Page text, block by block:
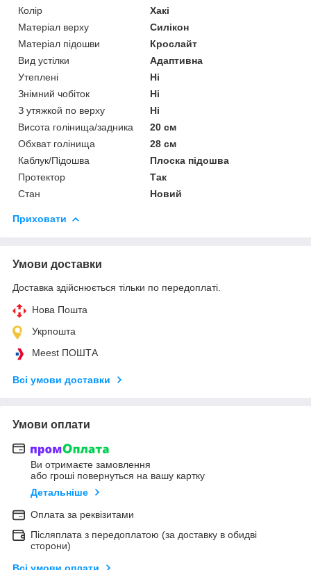
Колір
Хакі
Матеріал верху
Силікон
Матеріал підошви
Крослайт
Вид устілки
Адаптивна
Утеплені
Ні
Знімний чобіток
Ні
З утяжкой по верху
Ні
Висота голінища/задника
20 см
Обхват голінища
28 см
Каблук/Підошва
Плоска підошва
Протектор
Так
Стан
Новий
Приховати
Умови доставки
Доставка здійснюється тільки по передоплаті.
Нова Пошта
Укрпошта
Meest ПОШТА
Всі умови доставки
Умови оплати
Ви отримаєте замовлення
або гроші повернуться на вашу картку
Детальніше
Оплата за реквізитами
Післяплата з передоплатою (за доставку в обидві
сторони)